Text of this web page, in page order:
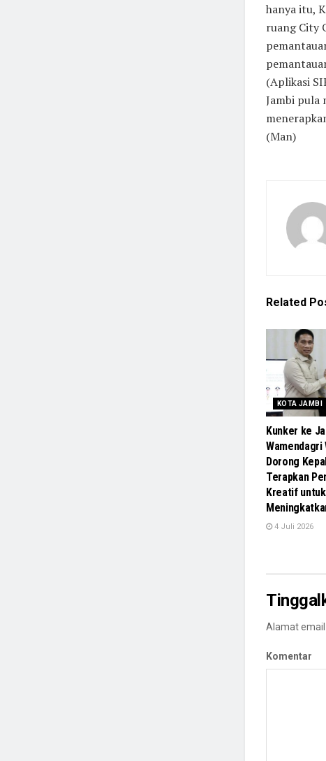
hanya itu,
ruang City
(Aplikasi
Jambi pula
(Man)
Related
KOTA JAMBI
Kunker ke
Wamendagri
Dorong
Terapkan
Kreatif untuk
4 Juli 2026
Alamat email
Komentar